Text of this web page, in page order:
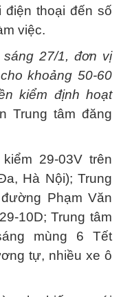
điện thoại đến số
việc.
sáng 27/1, đơn vị
khoảng 50-60
kiểm định hoạt
Trung tâm đăng
29-03V trên
Hà Nội); Trung
Phạm Văn
10D; Trung tâm
mùng 6 Tết
tự, nhiều xe ô